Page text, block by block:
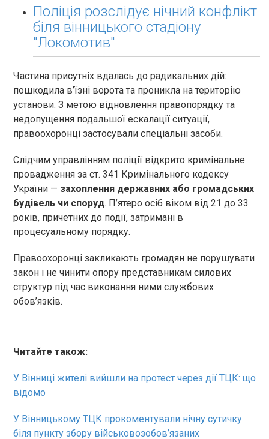
Поліція розслідує нічний конфлікт
біля вінницького стадіону
"Локомотив"
Частина присутніх вдалась до радикальних дій:
пошкодила в’їзні ворота та проникла на територію
установи. З метою відновлення правопорядку та
недопущення подальшої ескалації ситуації,
правоохоронці застосували спеціальні засоби.
Слідчим управлінням поліції відкрито кримінальне
провадження за ст. 341 Кримінального кодексу
України — захоплення державних або громадських
будівель чи споруд. П’ятеро осіб віком від 21 до 33
років, причетних до події, затримані в
процесуальному порядку.
Правоохоронці закликають громадян не порушувати
закон і не чинити опору представникам силових
структур під час виконання ними службових
обов’язків.
Читайте також:
У Вінниці жителі вийшли на протест через дії ТЦК: що
відомо
У Вінницькому ТЦК прокоментували нічну сутичку
біля пункту збору військовозобов’язаних